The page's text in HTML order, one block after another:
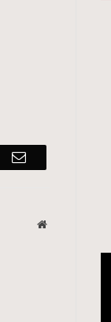
Email
Website